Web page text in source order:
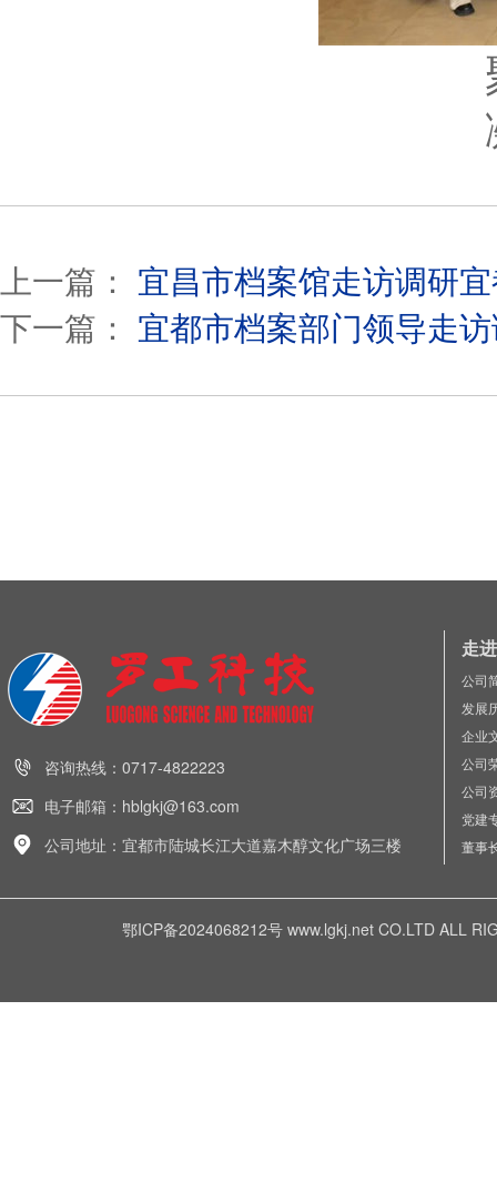
上一篇： 宜昌市档案馆走访调研
下一篇： 宜都市档案部门领导走
咨询热线：0717-4822223
电子邮箱：hblgkj@163.com
公司地址：宜都市陆城长江大道嘉木醇文化广场三楼
走
公司
发展
企业
公司
公司
党建
董事
鄂ICP备2024068212号 www.lgkj.net CO.LTD ALL